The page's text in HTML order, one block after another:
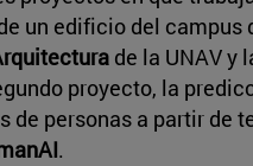
un edificio del campus
de la UNAV y
proyecto, la
personas a partir de
.